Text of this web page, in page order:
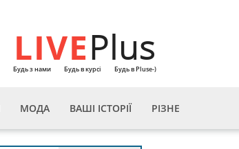
LIVEPlus
Будь з нами Будь в курсі Будь в Pluse-)
МОДА ВАШІ ІСТОРІЇ РІЗНЕ